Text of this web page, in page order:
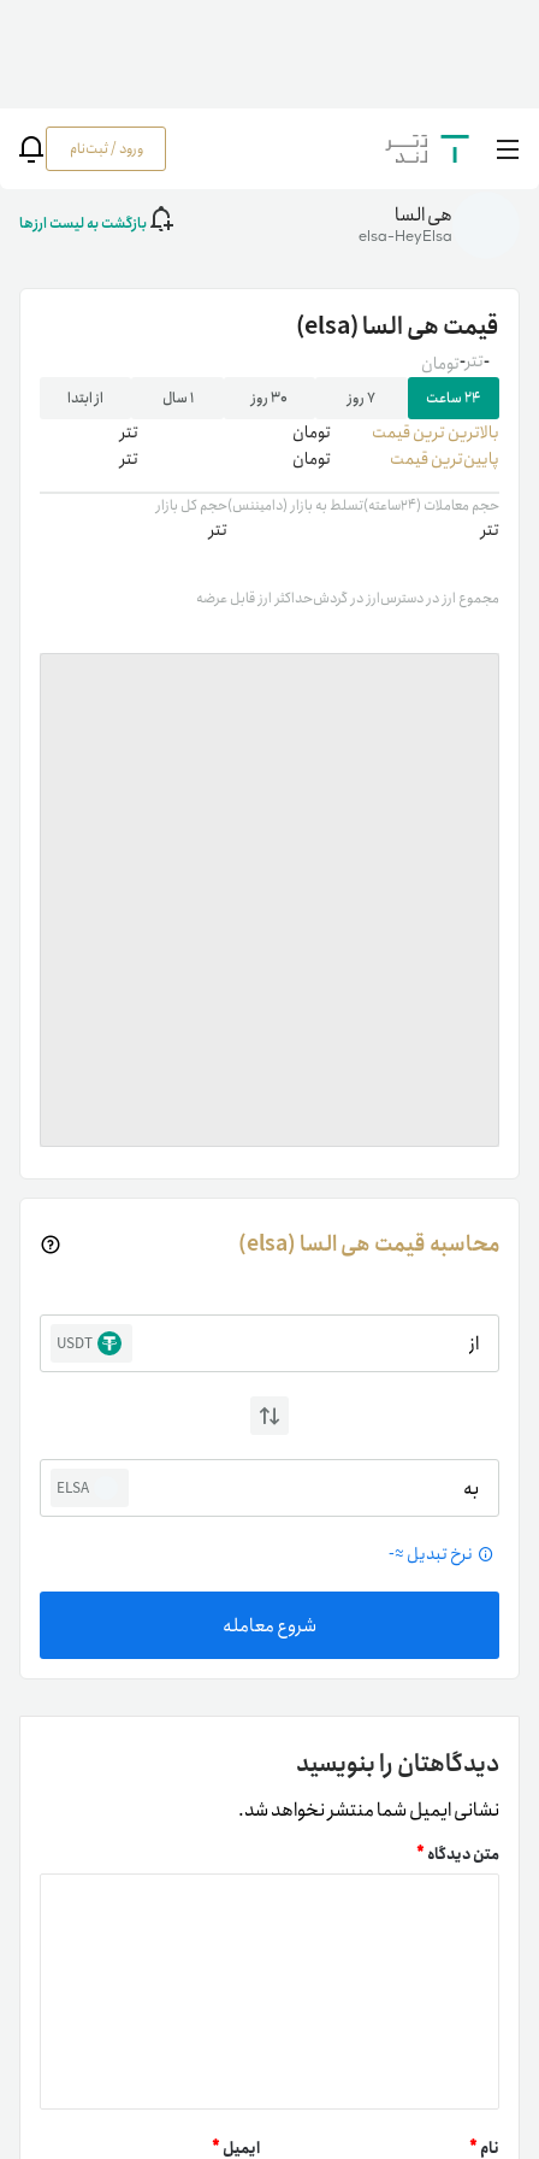
ورود / ثبت‌نام خانه رمزارزها/
elsa
هی السا
elsa-HeyElsa
بازگشت به لیست ارزها
قیمتهی السا
-تومان -تتر
۲۴ ساعت ۷ روز ۳۰ روز ۱ سال از ابتدا
بالاترین ‌ترین قیمت تومان
تتر
پایین‌ترین قیمت
تومان تتر
حجم معاملات (۲۴ساعته)
تتر
تسلط به بازار (دامیننس)حجم کل بازار
تتر
مجموع ارز در دسترسارز در گردشحداکثر ارز قابل عرضه
محاسبه قیمت هی السا (elsa)
از USDT
به ELSA
نرخ تبدیل ≈-
شروع معامله
دیدگاهتان را بنویسید
نشانی ایمیل شما منتشر نخواهد شد.
متن دیدگاه*
نام* ایمیل*